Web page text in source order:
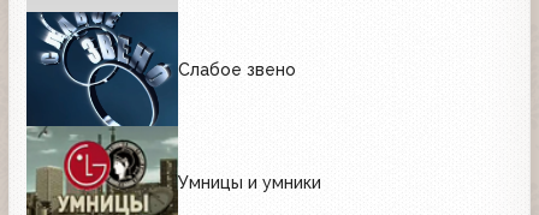
Слабое звено
Умницы и умники